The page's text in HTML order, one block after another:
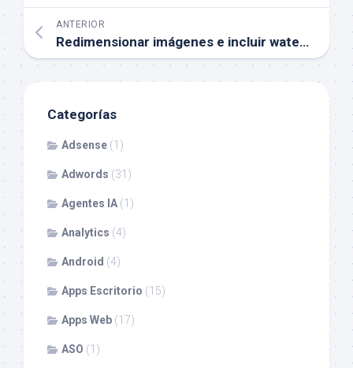
ANTERIOR
Redimensionar imágenes e incluir watermarks
Categorías
Adsense (1)
Adwords (31)
Agentes IA (1)
Analytics (4)
Android (4)
Apps Escritorio (15)
Apps Web (17)
ASO (1)